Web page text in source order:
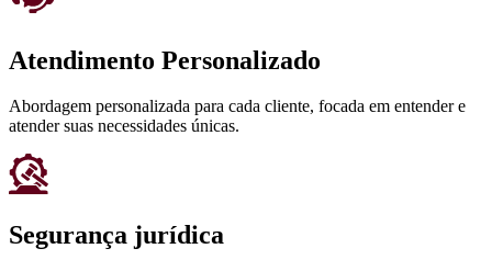
Atendimento Personalizado
Abordagem personalizada para cada cliente, focada em entender e
atender suas necessidades únicas.
Segurança jurídica